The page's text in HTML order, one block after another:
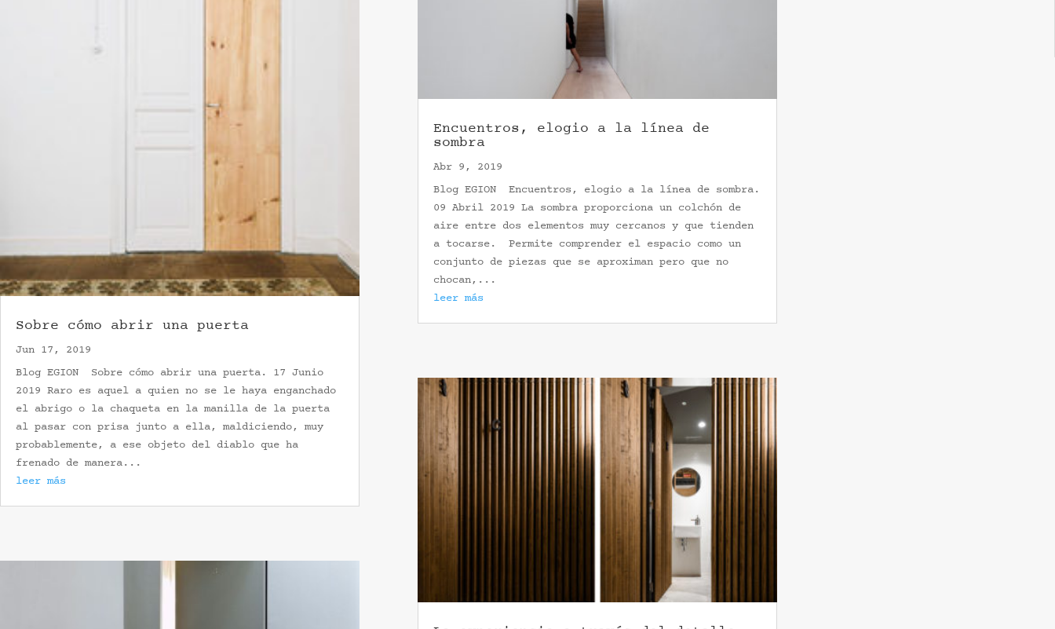
Sobre cómo abrir una puerta
Jun 17, 2019
Blog EGION Sobre cómo abrir una puerta. 17 Junio
2019 Raro es aquel a quien no se le haya enganchado
el abrigo o la chaqueta en la manilla de la puerta
al pasar con prisa junto a ella, maldiciendo, muy
probablemente, a ese objeto del diablo que ha
frenado de manera...
leer más
Encuentros, elogio a la línea de
sombra
Abr 9, 2019
Blog EGION Encuentros, elogio a la línea de sombra.
09 Abril 2019 La sombra proporciona un colchón de
aire entre dos elementos muy cercanos y que tienden
a tocarse. Permite comprender el espacio como un
conjunto de piezas que se aproximan pero que no
chocan,...
leer más